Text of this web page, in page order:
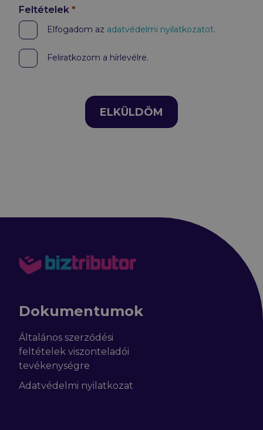
Feltételek *
Elfogadom az adatvédelmi nyilatkozatot.
MarketingFeliratkozom a hírlevélre.
ELKÜLDÖM
Dokumentumok
Általános szerződési
feltételek viszonteladói
tevékenységre
Adatvédelmi nyilatkozat